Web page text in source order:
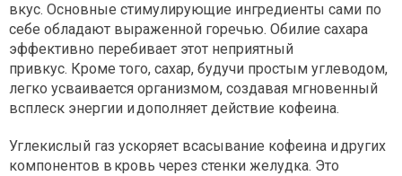
вкус. Основные стимулирующие ингредиенты сами по
себе обладают выраженной горечью. Обилие сахара
эффективно перебивает этот неприятный
привкус. Кроме того, сахар, будучи простым углеводом,
легко усваивается организмом, создавая мгновенный
всплеск энергии и дополняет действие кофеина.
Углекислый газ ускоряет всасывание кофеина и других
компонентов в кровь через стенки желудка. Это